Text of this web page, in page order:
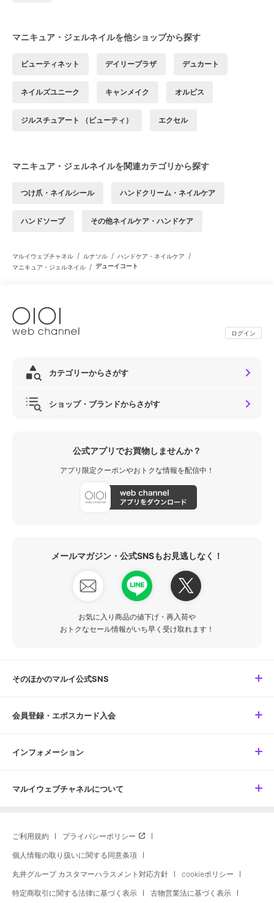
マニキュア・ジェルネイルを他ショップから探す
ビューティネット デイリープラザ デュカート
ネイルズユニーク キャンメイク オルビス
ジルスチュアート （ビューティ） エクセル
マニキュア・ジェルネイルを関連カテゴリから探す
つけ爪・ネイルシール ハンドクリーム・ネイルケア
ハンドソープ その他ネイルケア・ハンドケア
マルイウェブチャネル / ルナソル / ハンドケア・ネイルケア /
マニキュア・ジェルネイル / デューイコート
ログイン
カテゴリーからさがす
ショップ・ブランドからさがす
公式アプリでお買物しませんか？
アプリ限定クーポンやおトクな情報を配信中！
メールマガジン・公式SNSもお見逃しなく！
お気に入り商品の値下げ・再入荷や
おトクなセール情報がいち早く受け取れます！
そのほかのマルイ公式SNS
会員登録・エポスカード入会
インフォメーション
マルイウェブチャネルについて
ご利用規約 プライバシーポリシー
個人情報の取り扱いに関する同意条項
丸井グループ カスタマーハラスメント対応方針 cookieポリシー
特定商取引に関する法律に基づく表示 古物営業法に基づく表示